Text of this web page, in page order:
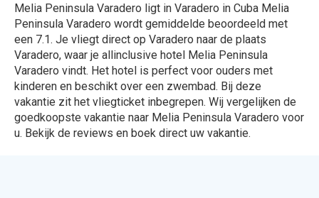
Melia Peninsula Varadero ligt in Varadero in Cuba Melia
Peninsula Varadero wordt gemiddelde beoordeeld met
een 7.1. Je vliegt direct op Varadero naar de plaats
Varadero, waar je allinclusive hotel Melia Peninsula
Varadero vindt. Het hotel is perfect voor ouders met
kinderen en beschikt over een zwembad. Bij deze
vakantie zit het vliegticket inbegrepen. Wij vergelijken de
goedkoopste vakantie naar Melia Peninsula Varadero voor
u. Bekijk de reviews en boek direct uw vakantie.